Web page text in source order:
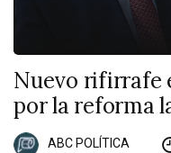
Nuevo rifirrafe
por la reforma
ABC POLÍTICA